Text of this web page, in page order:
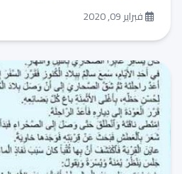
فبراير 09, 2020